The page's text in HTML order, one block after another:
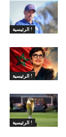
الرئيسية !
الرئيسية !
الرئيسية !